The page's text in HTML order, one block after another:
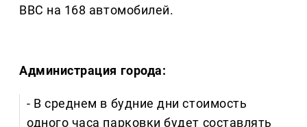
ВВС на 168 автомобилей.
Администрация города:
- В среднем в будние дни стоимость
одного часа парковки будет составлять